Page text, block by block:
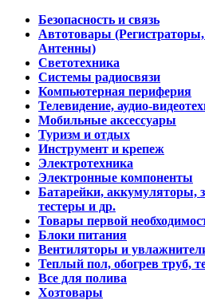
Безопасность и связь
Автотовары
Антенны)
Светотехника
Системы радиосвязи
Компьютерная периферия
Телевидение, аудио-
Мобильные аксессуары
Туризм и отдых
Инструмент и крепеж
Электротехника
Электронные компоненты
Батарейки, аккумуляторы,
тестеры и др.
Товары первой
Блоки питания
Вентиляторы и
Теплый пол, обогрев труб,
Все для полива
Хозтовары